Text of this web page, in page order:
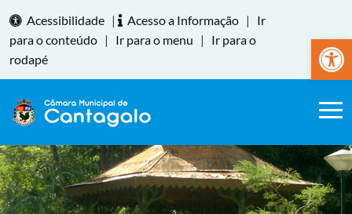
Abrir
Acessibilidade | Acesso a Informação |
Ir
para o conteúdo | Ir para o menu |
Ir para o
rodapé